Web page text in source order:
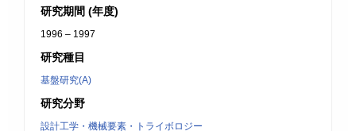
研究期間 (年度)
1996 – 1997
研究種目
基盤研究(A)
研究分野
設計工学・機械要素・トライボロジー